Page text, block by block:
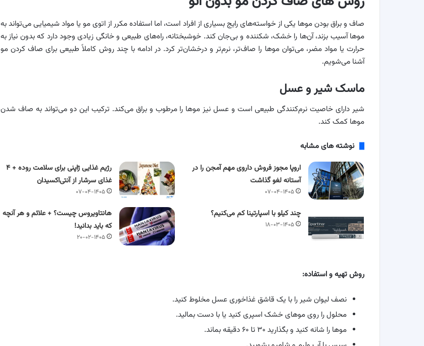
صاف و براق بودن موها یکی از خواسته‌های رایج بسیاری از افراد است، اما استفاده مکرر از اتوی مو یا مواد شیمیایی می‌تواند به
موها آسیب بزند، آن‌ها را خشک، شکننده و بی‌جان کند. خوشبختانه، راه‌های طبیعی و خانگی زیادی وجود دارد که بدون نیاز به
حرارت یا مواد مضر، می‌توان موها را صاف‌تر، نرم‌تر و درخشان‌تر کرد. در ادامه با چند روش کاملاً طبیعی برای صاف کردن مو
آشنا می‌شویم.
ماسک شیر و عسل
شیر دارای خاصیت نرم‌کنندگی طبیعی است و عسل نیز موها را مرطوب و براق می‌کند. ترکیب این دو می‌تواند به صاف شدن
موها کمک کند.
نوشته های مشابه
اروپا مجوز فروش داروی مهم آمجن را در
آستانه لغو گذاشت
۰۷-۰۴-۱۴۰۵
رژیم غذایی ژاپنی برای سلامت روده + ۴
غذای سرشار از آنتی‌اکسیدان
۰۷-۰۴-۱۴۰۵
چند کیلو با اسپارتینا کم می‌کنیم؟
۱۸-۰۳-۱۴۰۵
هانتاویروس چیست؟ + علائم و هر آنچه
که باید بدانید!
۲۰-۰۲-۱۴۰۵
روش تهیه و استفاده:
نصف لیوان شیر را با یک قاشق غذاخوری عسل مخلوط کنید.
محلول را روی موهای خشک اسپری کنید یا با دست بمالید.
موها را شانه کنید و بگذارید ۳۰ تا ۶۰ دقیقه بماند.